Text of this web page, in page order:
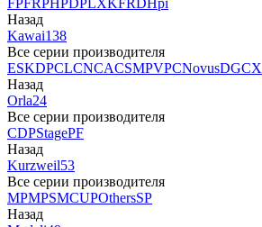
FPFRPHPDPLXKFRDHpi
Назад
Kawai138
Все серии производителя
ESKDPCLCNCACSMPVPCNovusDGCX
Назад
Orla24
Все серии производителя
CDPStagePF
Назад
Kurzweil53
Все серии производителя
MPMPSMCUPOthersSP
Назад